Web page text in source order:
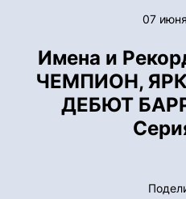
07
Имена и
ЧЕМПИОН,
ДЕБЮТ